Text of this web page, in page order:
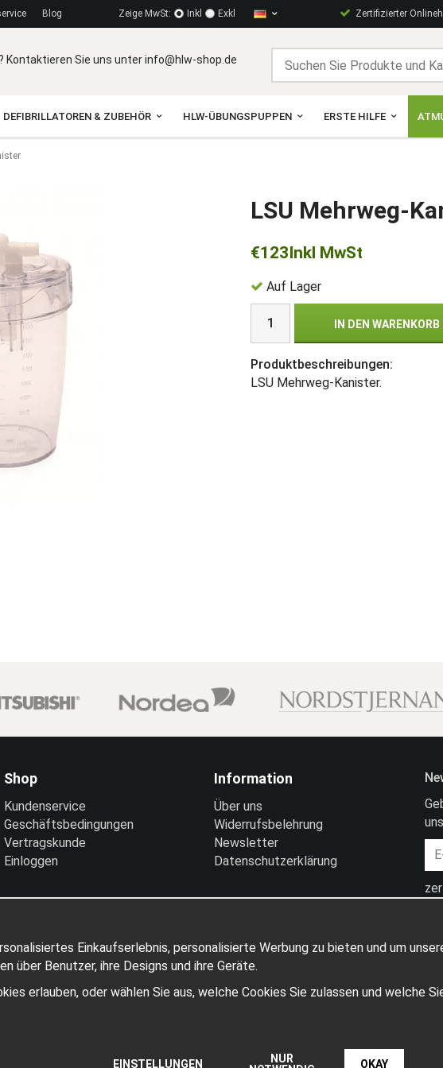
Blog Zertifizierter
Zeige MwSt: Inkl Exkl
Kontaktieren Sie uns unter info@hlw-shop.de
DEFIBRILLATOREN & ZUBEHÖR HLW-ÜBUNGSPUPPEN ERSTE HILFE
LSU Mehrweg-
€123Inkl MwSt
Auf Lager
IN DEN WARENKORB
Produktbeschreibungen:
LSU Mehrweg-Kanister.
Shop
Kundenservice
Geschäftsbedingungen
Vertragskunde
Einloggen
Information
Über uns
Widerrufsbelehrung
Newsletter
Datenschutzerklärung
Einkaufserlebnis, personalisierte Werbung zu bieten und um
über Benutzer, ihre Designs und ihre Geräte.
erlauben, oder wählen Sie aus, welche Cookies Sie zulassen und welche
EINSTELLUNGEN
NUR
OKAY